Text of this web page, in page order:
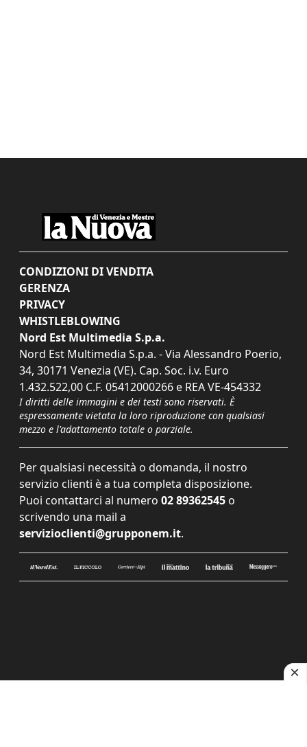
CONDIZIONI DI VENDITA
GERENZA
PRIVACY
WHISTLEBLOWING
Nord Est Multimedia S.p.a.
Nord Est Multimedia S.p.a. - Via Alessandro Poerio,
34, 30171 Venezia (VE). Cap. Soc. i.v. Euro
1.432.522,00 C.F. 05412000266 e REA VE-454332
I diritti delle immagini e dei testi sono riservati. È
espressamente vietata la loro riproduzione con qualsiasi
mezzo e l'adattamento totale o parziale.
Per qualsiasi necessità o domanda, il nostro
servizio clienti è a tua completa disposizione.
Puoi contattarci al numero 02 89362545 o
scrivendo una mail a
servizioclienti@grupponem.it.